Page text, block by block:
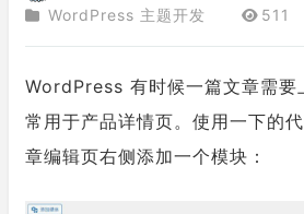
WordPress 主题开发
511
WordPress 有时候一篇文章需要
常用于产品详情页。使用一下的
章编辑页右侧添加一个模块：